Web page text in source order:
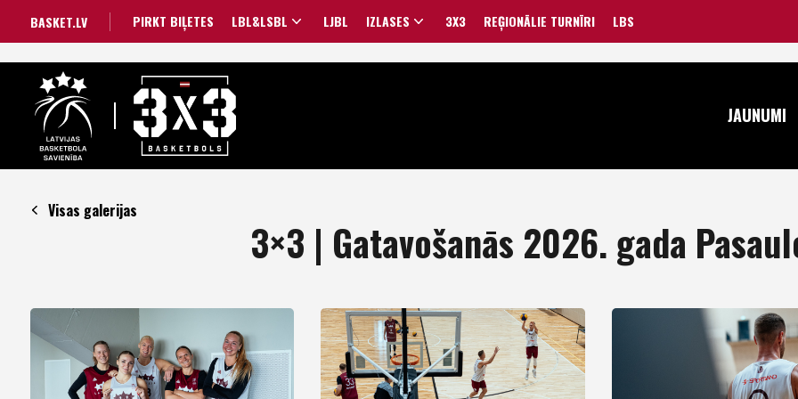
BASKET.LV PIRKT BIĻETES LBL&LSBL LJBL IZLASES 3X3 REĢIONĀLIE TURNĪRI LBS
JAUNUMI
Visas galerijas
3×3 | Gatavošanās 2026. gada